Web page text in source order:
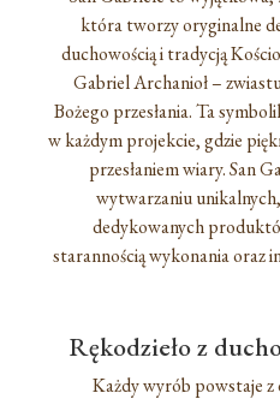
która tworzy oryginalne
duchowością i tradycją
Gabriel Archanioł –
Bożego przesłania. Ta
w każdym projekcie, gdzie
przesłaniem wiary. San
wytwarzaniu
dedykowanych
starannością wykonania oraz
Rękodzieło z
Każdy wyrób powstaje z